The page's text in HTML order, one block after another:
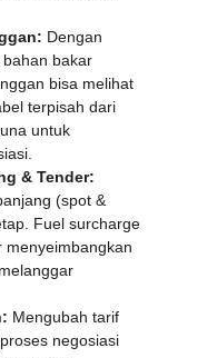
Dengan
bakar
bisa melihat
terpisah dari
untuk
& Tender:
(spot &
Fuel surcharge
menyeimbangkan
Mengubah tarif
negosiasi